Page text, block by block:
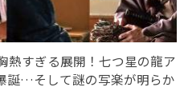
熱すぎる展開！七つ星の龍ア
誕…そして謎の写楽が明らか